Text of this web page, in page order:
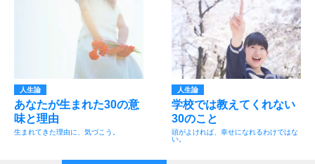
人生論
あなたが生まれた30の意
味と理由
生まれてきた理由に、気づこう。
人生論
学校では教えてくれない
30のこと
頭がよければ、幸せになれるわけではな
い。